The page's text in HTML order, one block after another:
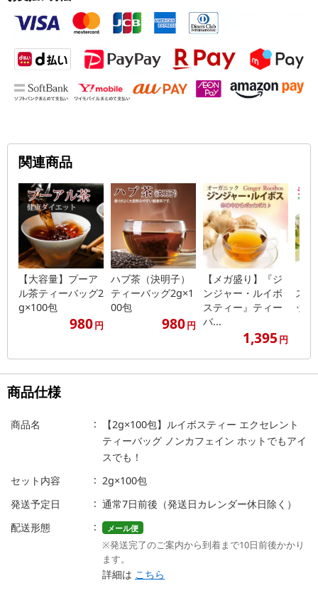
関連商品
【大容量】プーア
ル茶ティーバッグ2
g×100包
980円
ハブ茶（決明子）
ティーバッグ2g×1
00包
980円
【メガ盛り】『ジ
ンジャー・ルイボ
スティー』ティー
バ...
1,395 円
ス
ッ
商品仕様
商品名
【2g×100包】ルイボスティー エクセレント
ティーバッグ ノンカフェイン ホットでもアイ
スでも！
セット内容
2g×100包
発送予定日
通常7日前後（発送日カレンダー休日除く）
配送形態
メール便
※発送完了のご案内から到着まで10日前後かかり
ます。
詳細は こちら